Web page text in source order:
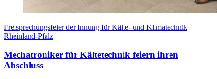
Freisprechungsfeier der Innung für Kälte- und Klimatechnik
Rheinland-Pfalz
Mechatroniker für Kältetechnik feiern ihren
Abschluss